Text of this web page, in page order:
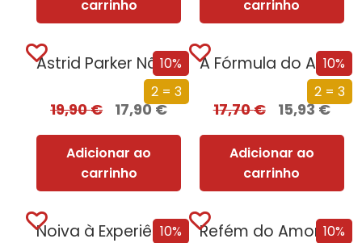
carrinho
carrinho
10%
2 = 3
Astrid Parker Não Falha
19,90€ 17,90€
Adicionar ao
carrinho
10%
2 = 3
A Fórmula do Amor (Nova Edição)
17,70€ 15,93€
Adicionar ao
carrinho
10%
Noiva à Experiência (Nova Edição)
10%
Refém do Amor [Nova Edição]